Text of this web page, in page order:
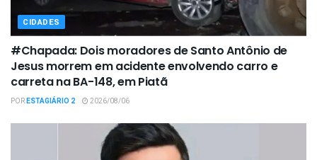
CIDADES
#Chapada: Dois moradores de Santo Antônio de
Jesus morrem em acidente envolvendo carro e
carreta na BA-148, em Piatã
PORESTAGIÁRIO 2 2026/08/06